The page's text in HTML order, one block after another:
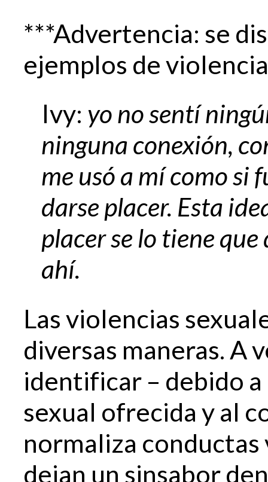
***Advertencia: se
ejemplos de
Ivy: yo no sentí
ninguna conexión,
me usó a mí como si
darse placer. Esta
placer se lo tiene
ahí.
Las violencias
diversas maneras. A
identificar – debido
sexual ofrecida y al
normaliza
dejan un sinsabor